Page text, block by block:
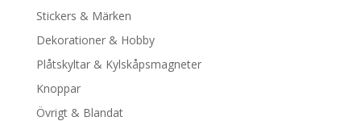
Stickers & Märken
Dekorationer & Hobby
Plåtskyltar & Kylskåpsmagneter
Knoppar
Övrigt & Blandat